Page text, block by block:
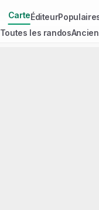
CarteÉditeur
Toutes les randos